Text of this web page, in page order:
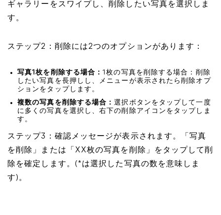
ギャラリーをスワイプし、削除したい写真を選択しま
す。
ステップ2：削除には2つのオプションがあります：
写真1枚を削除する場合：1枚の写真を削除する場合：削除
したい写真を長押しし、メニューが表示されたら削除オプ
ションをタップします。
複数の写真を削除する場合：選択ボタンをタップして一度
に多くの写真を選択し、右下の削除アイコンをタップしま
す。
ステップ3：確認メッセージが表示されます。「写真
を削除」または「XX枚の写真を削除」をタップして削
除を確定します。(*は選択した写真の数を意味しま
す)。